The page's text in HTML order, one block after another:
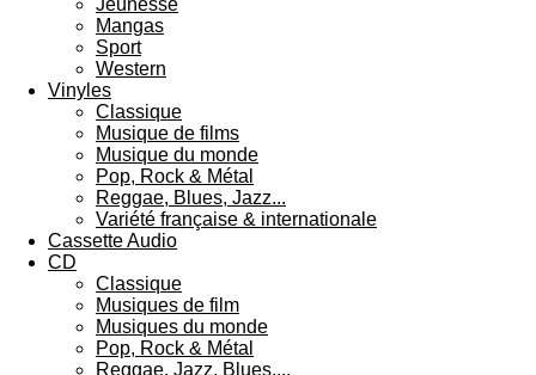
Jeunesse
Mangas
Sport
Western
Vinyles
Classique
Musique de films
Musique du monde
Pop, Rock & Métal
Reggae, Blues, Jazz...
Variété française & internationale
Cassette Audio
CD
Classique
Musiques de film
Musiques du monde
Pop, Rock & Métal
Reggae, Jazz, Blues....